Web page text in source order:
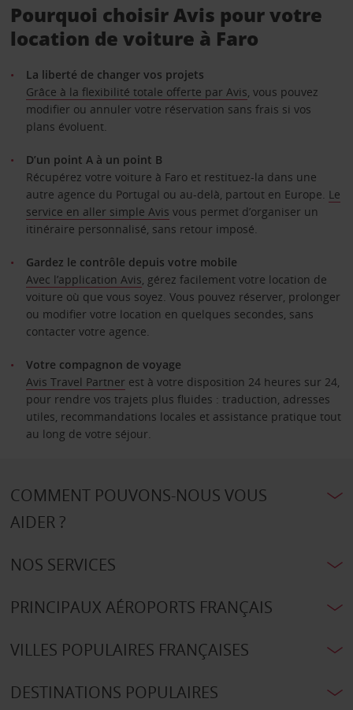
Pourquoi choisir Avis pour votre
location de voiture à Faro
La liberté de changer vos projets
Grâce à la flexibilité totale offerte par Avis , vous pouvez
modifier ou annuler votre réservation sans frais si vos
plans évoluent.
D’un point A à un point B
Récupérez votre voiture à Faro et restituez-la dans une
autre agence du Portugal ou au-delà, partout en Europe. Le
service en aller simple Avis vous permet d’organiser un
itinéraire personnalisé, sans retour imposé.
Gardez le contrôle depuis votre mobile
Avec l’application Avis , gérez facilement votre location de
voiture où que vous soyez. Vous pouvez réserver, prolonger
ou modifier votre location en quelques secondes, sans
contacter votre agence.
Votre compagnon de voyage
Avis Travel Partner est à votre disposition 24 heures sur 24,
pour rendre vos trajets plus fluides : traduction, adresses
utiles, recommandations locales et assistance pratique tout
au long de votre séjour.
COMMENT POUVONS-NOUS VOUS
AIDER ?
NOS SERVICES
PRINCIPAUX AÉROPORTS FRANÇAIS
VILLES POPULAIRES FRANÇAISES
DESTINATIONS POPULAIRES